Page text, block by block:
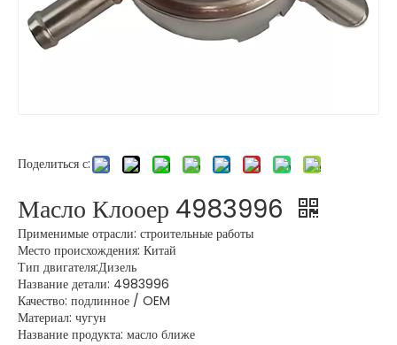
Поделиться с:
Масло Клооер 4983996
Применимые отрасли: строительные работы
Место происхождения: Китай
Тип двигателя:Дизель
Название детали: 4983996
Качество: подлинное / OEM
Материал: чугун
Название продукта: масло ближе